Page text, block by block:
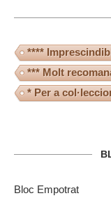
****
*** Molt
* Per a
Bloc Empotrat